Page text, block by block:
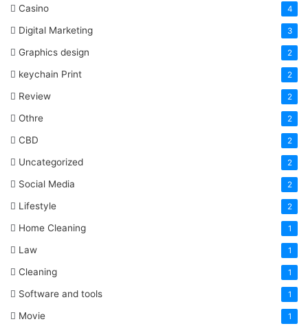
Casino 4
Digital Marketing 3
Graphics design 2
keychain Print 2
Review 2
Othre 2
CBD 2
Uncategorized 2
Social Media 2
Lifestyle 2
Home Cleaning 1
Law 1
Cleaning 1
Software and tools 1
Movie 1